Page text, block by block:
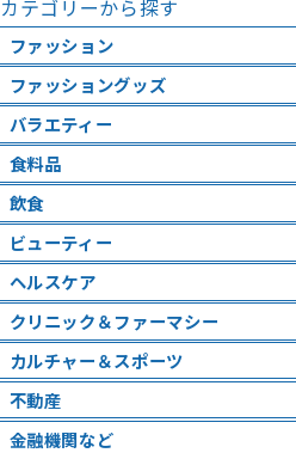
カテゴリーから探す
ファッション
ファッショングッズ
バラエティー
食料品
飲食
ビューティー
ヘルスケア
クリニック＆ファーマシー
カルチャー＆スポーツ
不動産
金融機関など